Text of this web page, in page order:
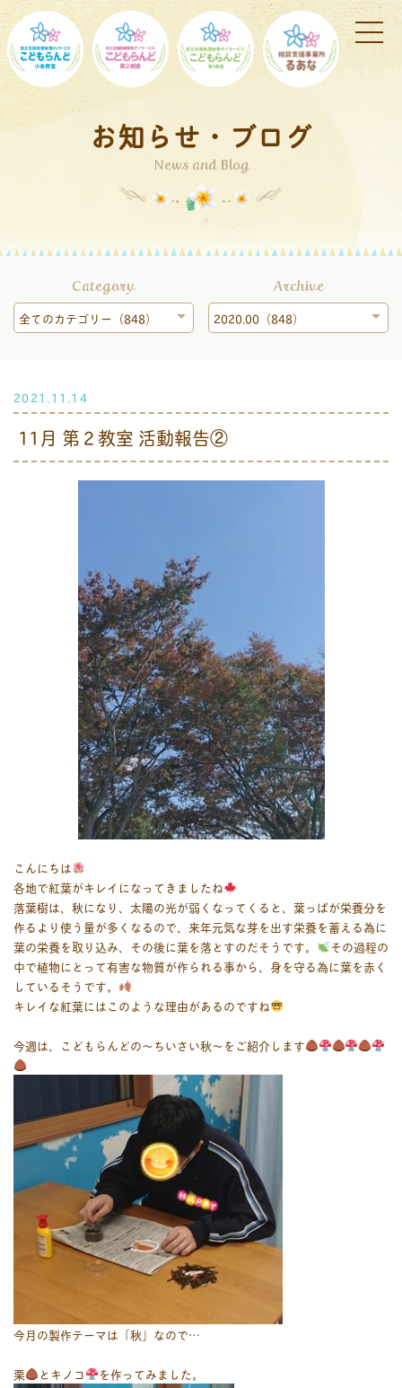
お知らせ・ブログ
News and Blog
Category
全てのカテゴリー（848）
Archive
2020.00（848）
2021.11.14
11月 第２教室 活動報告②
こんにちは
各地で紅葉がキレイになってきましたね
落葉樹は、秋になり、太陽の光が弱くなってくると、葉っぱが栄養分を
作るより使う量が多くなるので、来年元気な芽を出す栄養を蓄える為に
葉の栄養を取り込み、その後に葉を落とすのだそうです。
その過程の
中で植物にとって有害な物質が作られる事から、身を守る為に葉を赤く
しているそうです。
キレイな紅葉にはこのような理由があるのですね
今週は、こどもらんどの～ちいさい秋～をご紹介します
今月の製作テーマは「秋」なので…
栗 とキノコ を作ってみました。